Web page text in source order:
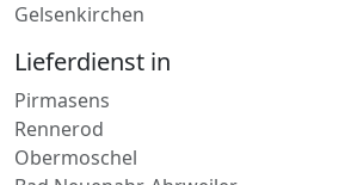
Lieferdienst in
Pirmasens
Rennerod
Obermoschel
Bad Neuenahr-Ahrweiler